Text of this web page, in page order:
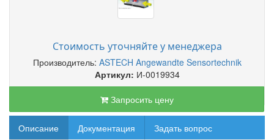
Стоимость уточняйте у менеджера
Производитель: ASTECH Angewandte Sensortechnik
Артикул: И-0019934
Запросить цену
Описание Документация Задать вопрос